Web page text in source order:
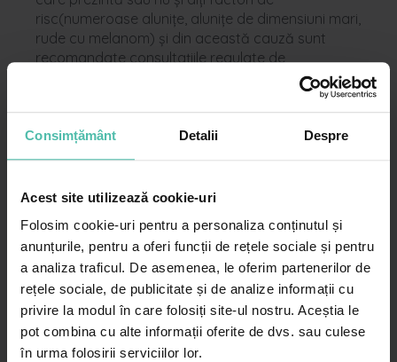
Consimțământ Detalii Despre
Acest site utilizează cookie-uri
Folosim cookie-uri pentru a personaliza conținutul și
anunțurile, pentru a oferi funcții de rețele sociale și pentru
a analiza traficul. De asemenea, le oferim partenerilor de
rețele sociale, de publicitate și de analize informații cu
privire la modul în care folosiți site-ul nostru. Aceștia le
pot combina cu alte informații oferite de dvs. sau culese
în urma folosirii serviciilor lor.
risc(numeroase alunițe, alunițe de dimensiuni mari,
rude cu melanom) și din această cauză sunt
recomandate consultațiile regulate de
dermatologie, astfel încât eventualele tumori să fie
Carcinoame cutanate. Cele mai frecvente forme
sunt reprezentate de către epiteliomul bazocelular,
care este distructiv local și formează metastaze
poate avea o evoluție mai agresivă.
probleme un specialist poate recomanda laserele
sau peelingul chimic. Rolul acestor proceduri e de a
decolora petele care apar pe piele.
Lipoame și chisturi sebacee . Pentru tratarea
acestor probleme de dermatologie se apelează la
intervenții chirurgicale specializate, care lasă urme
minime.